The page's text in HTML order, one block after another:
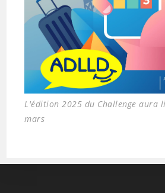
L'édition 2025 du Challenge aura
mars